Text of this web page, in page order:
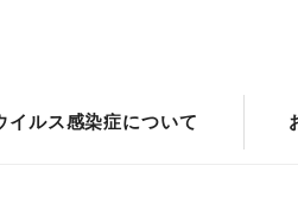
イルス感染症について